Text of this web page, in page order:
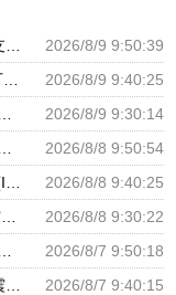
2026/8/9 9:50:39
2026/8/9 9:40:25
2026/8/9 9:30:14
2026/8/8 9:50:54
2026/8/8 9:40:25
2026/8/8 9:30:22
2026/8/7 9:50:18
2026/8/7 9:40:15